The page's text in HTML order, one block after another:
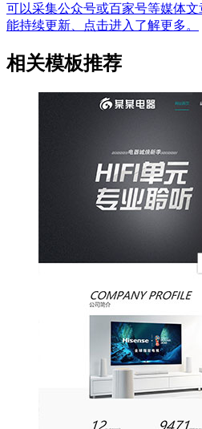
可以采集公众号或百家号等媒体
能持续更新、点击进入了解更多。
相关模板推荐